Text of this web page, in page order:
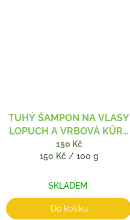
TUHÝ ŠAMPON NA VLASY
LOPUCH A VRBOVÁ KŮRA
100 G
150 Kč
Měrná
150 Kč / 100 g
SKLADEM
Do košíku